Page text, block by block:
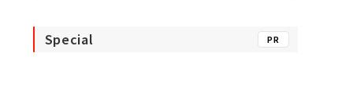
Special PR